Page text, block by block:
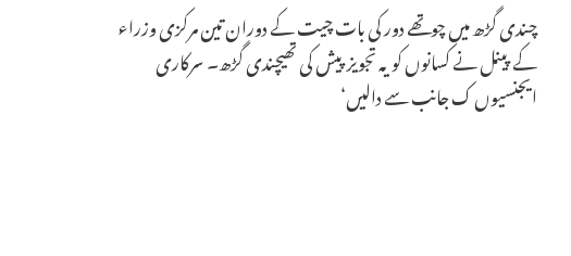
چندی گڑھ میں چوتھے دور کی بات چیت کے دوران تین مرکزی وزراء
کے پینل نے کسانوں کو یہ تجویز پیش کی تھیچندی گڑھ۔ سرکاری
ایجنسیوں ک جانب سے دالیں‘